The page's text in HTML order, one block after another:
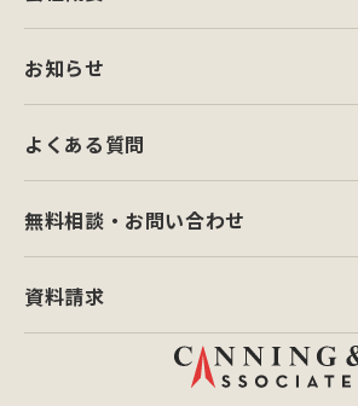
お知らせ
よくある質問
無料相談・お問い合わせ
資料請求